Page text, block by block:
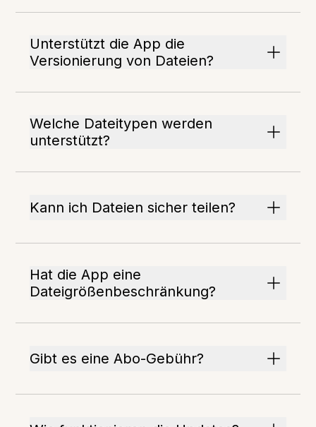
Unterstützt die App die
Versionierung von Dateien?
Welche Dateitypen werden
unterstützt?
Kann ich Dateien sicher teilen?
Hat die App eine
Dateigrößenbeschränkung?
Gibt es eine Abo-Gebühr?